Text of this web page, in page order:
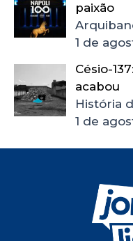
paixão
1 de
Césio-
acabou
História
1 de